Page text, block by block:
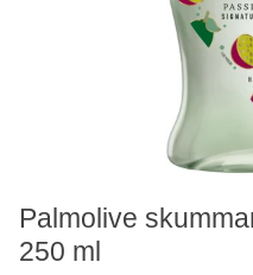
Palmolive
250 ml